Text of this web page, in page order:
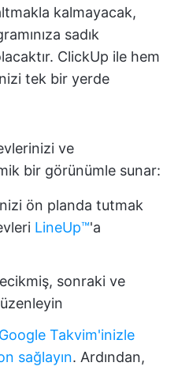
kalmayacak,
sadık
ClickUp ile hem
tek bir yerde
ve
bir görünümle sunar:
ön planda tutmak
LineUp™️'a
sonraki ve
Google Takvim'inizle
sağlayın. Ardından,